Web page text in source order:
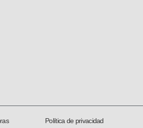
Política de privacidad